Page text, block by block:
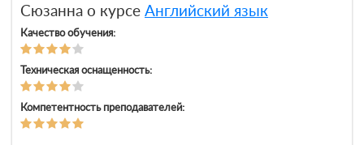
Сюзанна о курсе Английский язык
Качество обучения:
Техническая оснащенность:
Компетентность преподавателей: